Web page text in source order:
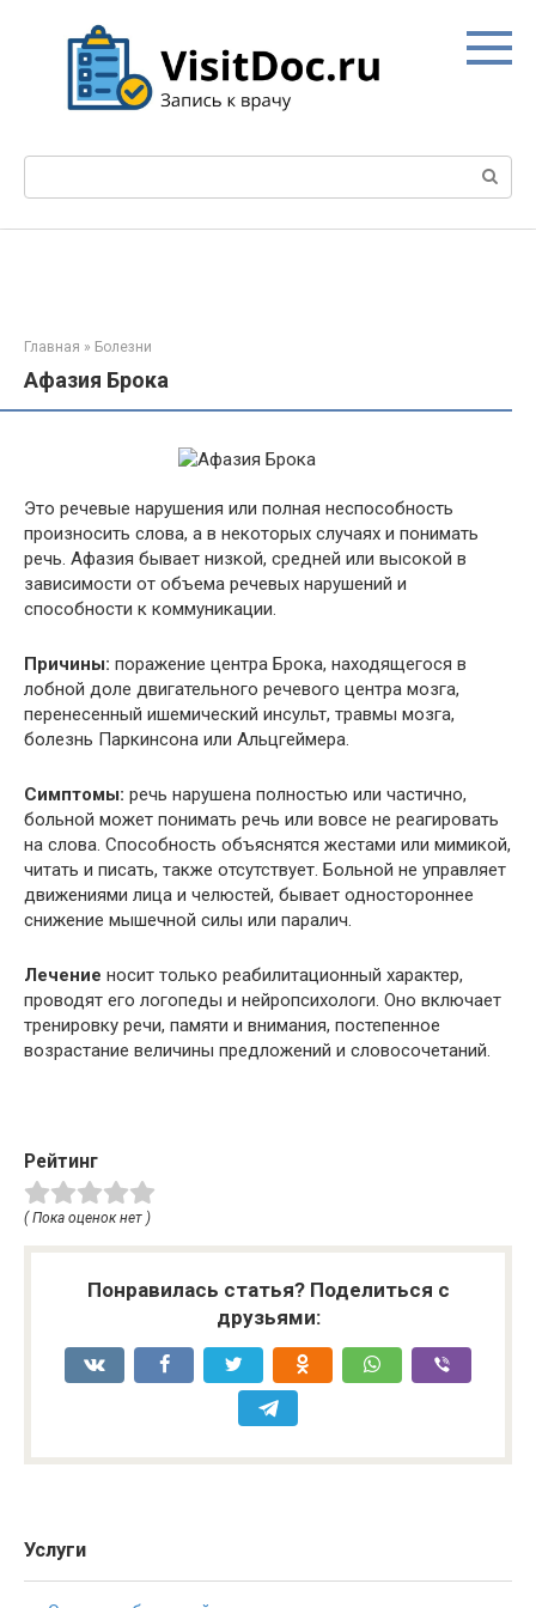
Поиск:
Главная » Болезни
Афазия Брока
Это речевые нарушения или полная неспособность
произносить слова, а в некоторых случаях и понимать
речь. Афазия бывает низкой, средней или высокой в
зависимости от объема речевых нарушений и
способности к коммуникации.
Причины: поражение центра Брока, находящегося в
лобной доле двигательного речевого центра мозга,
перенесенный ишемический инсульт, травмы мозга,
болезнь Паркинсона или Альцгеймера.
Симптомы: речь нарушена полностью или частично,
больной может понимать речь или вовсе не реагировать
на слова. Способность объяснятся жестами или мимикой,
читать и писать, также отсутствует. Больной не управляет
движениями лица и челюстей, бывает одностороннее
снижение мышечной силы или паралич.
Лечение носит только реабилитационный характер,
проводят его логопеды и нейропсихологи. Оно включает
тренировку речи, памяти и внимания, постепенное
возрастание величины предложений и словосочетаний.
Рейтинг
( Пока оценок нет )
Понравилась статья? Поделиться с
друзьями:
Услуги